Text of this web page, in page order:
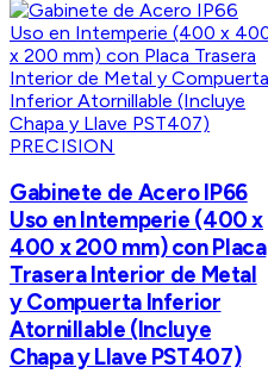
PRECISION
Gabinete de Acero IP66
Uso en Intemperie (400 x
400 x 200 mm) con Placa
Trasera Interior de Metal
y Compuerta Inferior
Atornillable (Incluye
Chapa y Llave PST407)